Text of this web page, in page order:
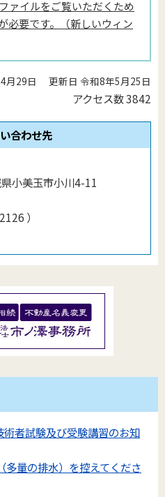
ァイルをご覧いただくため
必要です。（新しいウィン
月29日 更新日 令和8年5月25日
アクセス数3842
合わせ先
小美玉市小川4-11
）
者試験及び受験講習のお知
多量の排水）を控えてくださ